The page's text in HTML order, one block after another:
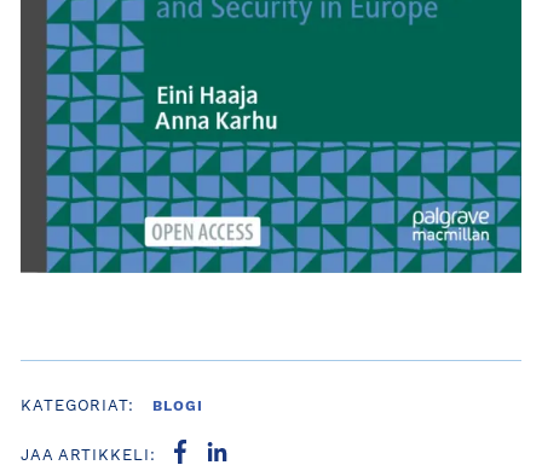
KATEGORIAT: BLOGI
JAA ARTIKKELI: